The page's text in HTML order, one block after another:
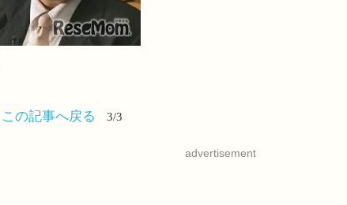
この記事へ戻る 3/3
advertisement